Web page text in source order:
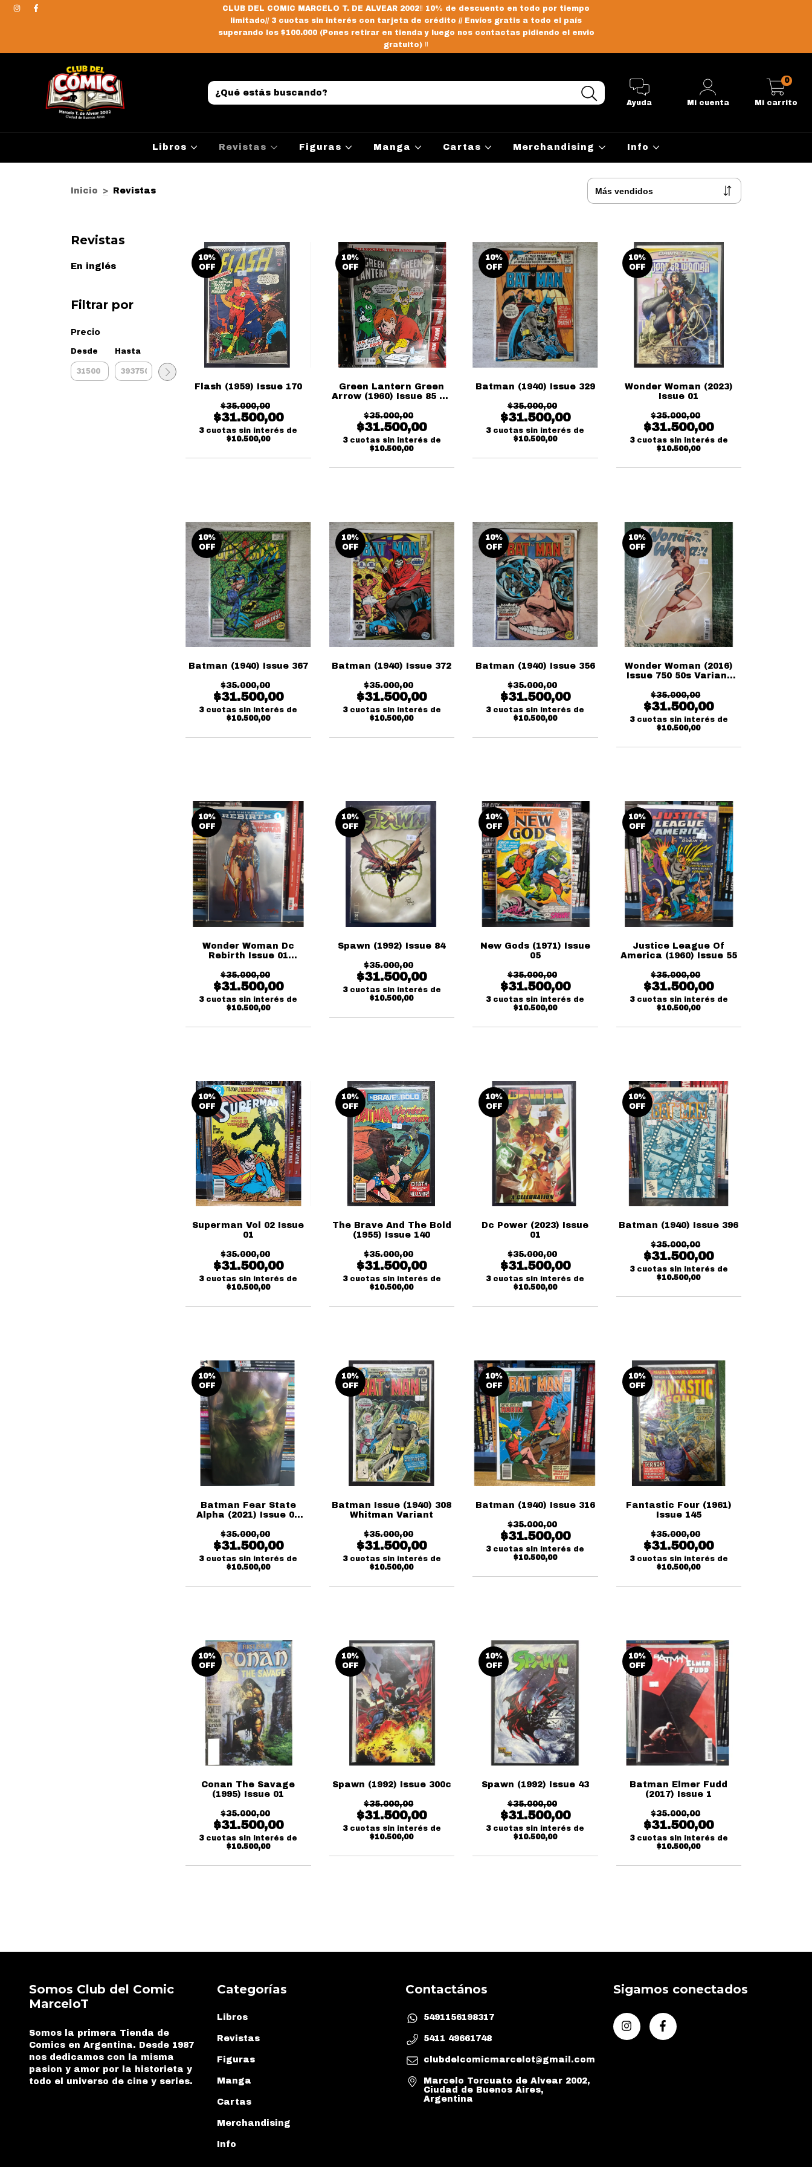
CLUB DEL COMIC MARCELO T. DE ALVEAR 2002‼️ 10% de descuento en todo por tiempo
limitado// 3 cuotas sin interés con tarjeta de crédito // Envíos gratis a todo el país
superando los $100.000 (Pones retirar en tienda y luego nos contactas pidiendo el envio
gratuito) ‼️
Ayuda Mi cuenta Mi carrito
0
Libros Revistas Figuras Manga Cartas Merchandising Info
Inicio > Revistas
Revistas
En inglés
Filtrar por
Precio
Desde Hasta
10%
OFF
Flash (1959) Issue 170
$35.000,00
$31.500,00
3 cuotas sin interés de
$10.500,00
10%
OFF
Green Lantern Green
Arrow (1960) Issue 85 Dc
$35.000,00
$31.500,00
3 cuotas sin interés de
$10.500,00
10%
OFF
Batman (1940) Issue 329
$35.000,00
$31.500,00
3 cuotas sin interés de
$10.500,00
10%
OFF
Wonder Woman (2023)
Issue 01
$35.000,00
$31.500,00
3 cuotas sin interés de
$10.500,00
10%
OFF
Batman (1940) Issue 367
$35.000,00
$31.500,00
3 cuotas sin interés de
$10.500,00
10%
OFF
Batman (1940) Issue 372
$35.000,00
$31.500,00
3 cuotas sin interés de
$10.500,00
10%
OFF
Batman (1940) Issue 356
$35.000,00
$31.500,00
3 cuotas sin interés de
$10.500,00
10%
OFF
Wonder Woman (2016)
Issue 750 50s Variant
$35.000,00
$31.500,00
3 cuotas sin interés de
$10.500,00
10%
OFF
Wonder Woman Dc
Rebirth Issue 01
$35.000,00
$31.500,00
3 cuotas sin interés de
$10.500,00
10%
OFF
Spawn (1992) Issue 84
$35.000,00
$31.500,00
3 cuotas sin interés de
$10.500,00
10%
OFF
New Gods (1971) Issue
05
$35.000,00
$31.500,00
3 cuotas sin interés de
$10.500,00
10%
OFF
Justice League Of
America (1960) Issue 55
$35.000,00
$31.500,00
3 cuotas sin interés de
$10.500,00
10%
OFF
Superman Vol 02 Issue
01
$35.000,00
$31.500,00
3 cuotas sin interés de
$10.500,00
10%
OFF
The Brave And The Bold
(1955) Issue 140
$35.000,00
$31.500,00
3 cuotas sin interés de
$10.500,00
10%
OFF
Dc Power (2023) Issue
01
$35.000,00
$31.500,00
3 cuotas sin interés de
$10.500,00
10%
OFF
Batman (1940) Issue 396
$35.000,00
$31.500,00
3 cuotas sin interés de
$10.500,00
10%
OFF
Batman Fear State
Alpha (2021) Issue 01
$35.000,00
$31.500,00
3 cuotas sin interés de
$10.500,00
10%
OFF
Batman Issue (1940) 308
Whitman Variant
$35.000,00
$31.500,00
3 cuotas sin interés de
$10.500,00
10%
OFF
Batman (1940) Issue 316
$35.000,00
$31.500,00
3 cuotas sin interés de
$10.500,00
10%
OFF
Fantastic Four (1961)
Issue 145
$35.000,00
$31.500,00
3 cuotas sin interés de
$10.500,00
10%
OFF
Conan The Savage
(1995) Issue 01
$35.000,00
$31.500,00
3 cuotas sin interés de
$10.500,00
10%
OFF
Spawn (1992) Issue 300c
$35.000,00
$31.500,00
3 cuotas sin interés de
$10.500,00
10%
OFF
Spawn (1992) Issue 43
$35.000,00
$31.500,00
3 cuotas sin interés de
$10.500,00
10%
OFF
Batman Elmer Fudd
(2017) Issue 1
$35.000,00
$31.500,00
3 cuotas sin interés de
$10.500,00
Somos Club del Comic
MarceloT
Somos la primera Tienda de
Comics en Argentina. Desde 1987
nos dedicamos con la misma
pasion y amor por la historieta y
todo el universo de cine y series.
Categorías
Libros
Revistas
Figuras
Manga
Cartas
Merchandising
Info
Contactános
5491156198317
5411 49661748
clubdelcomicmarcelot@gmail.com
Marcelo Torcuato de Alvear 2002,
Ciudad de Buenos Aires,
Argentina
Sigamos conectados